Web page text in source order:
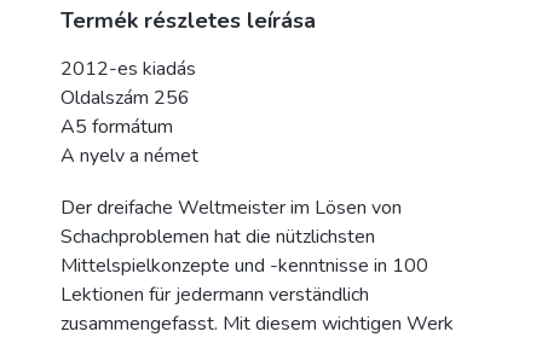
Termék részletes leírása
2012-es kiadás
Oldalszám 256
A5 formátum
A nyelv a német
Der dreifache Weltmeister im Lösen von
Schachproblemen hat die nützlichsten
Mittelspielkonzepte und -kenntnisse in 100
Lektionen für jedermann verständlich
zusammengefasst. Mit diesem wichtigen Werk